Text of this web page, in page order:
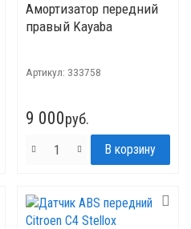
Амортизатор передний
правый Kayaba
Артикул: 333758
9 000руб.